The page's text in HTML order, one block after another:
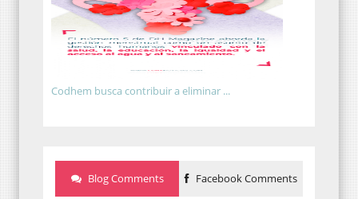
Codhem busca contribuir a eliminar ...
Blog Comments Facebook Comments